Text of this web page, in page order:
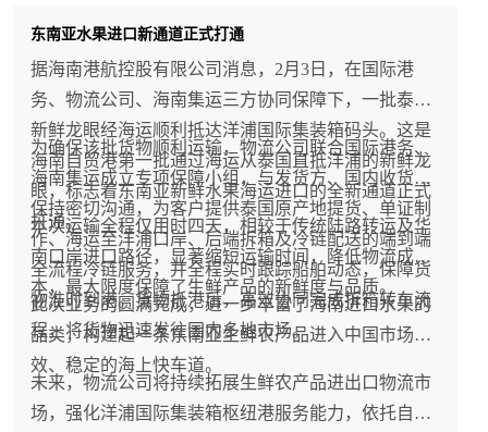
东南亚水果进口新通道正式打通
据海南港航控股有限公司消息，2月3日，在国际港
务、物流公司、海南集运三方协同保障下，一批泰国
新鲜龙眼经海运顺利抵达洋浦国际集装箱码头。这是
海南自贸港第一批通过海运从泰国直抵洋浦的新鲜龙
眼，标志着东南亚新鲜水果海运进口的全新通道正式
打通。
为确保该批货物顺利运输，物流公司联合国际港务、
海南集运成立专项保障小组，与发货方、国内收货方
保持密切沟通，为客户提供泰国原产地提货、单证制
作、海运至洋浦口岸、后端拆箱及冷链配送的端到端
全流程冷链服务，并全程实时跟踪船舶动态，保障货
物准时到港。货物抵港后，高效协同完成拆箱转车流
程，将货物迅速发往国内多地市场。
本次运输全程仅用时四天，相较于传统陆路转运及华
南口岸进口路径，显著缩短运输时间，降低物流成
本，最大限度保障了生鲜产品的新鲜度与品质。
此次业务的圆满完成，进一步丰富了海南进口水果的
品类，构建起一条东南亚生鲜农产品进入中国市场高
效、稳定的海上快车道。
未来，物流公司将持续拓展生鲜农产品进出口物流市
场，强化洋浦国际集装箱枢纽港服务能力，依托自贸